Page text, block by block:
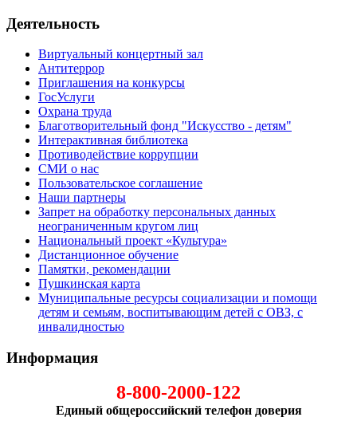
Деятельность
Виртуальный концертный зал
Антитеррор
Приглашения на конкурсы
ГосУслуги
Охрана труда
Благотворительный фонд "Искусство - детям"
Интерактивная библиотека
Противодействие коррупции
СМИ о нас
Пользовательское соглашение
Наши партнеры
Запрет на обработку персональных данных
неограниченным кругом лиц
Национальный проект «Культура»
Дистанционное обучение
Памятки, рекомендации
Пушкинская карта
Муниципальные ресурсы социализации и помощи
детям и семьям, воспитывающим детей с ОВЗ, с
инвалидностью
Информация
8-800-2000-122
Единый общероссийский телефон доверия